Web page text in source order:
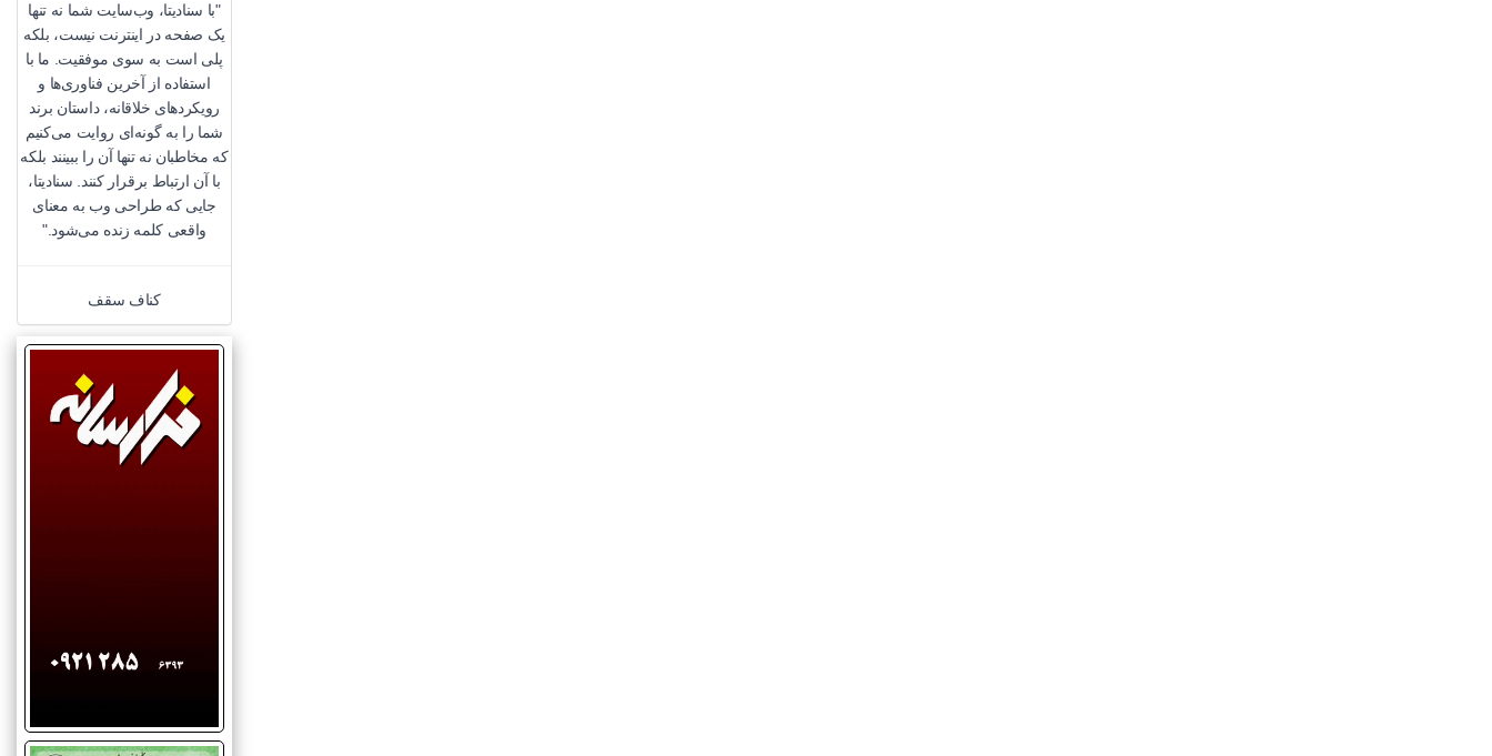
"با سنادیتا، وب‌سایت شما نه تنها
یک صفحه در اینترنت نیست، بلکه
پلی است به سوی موفقیت. ما با
استفاده از آخرین فناوری‌ها و
رویکردهای خلاقانه، داستان برند
شما را به گونه‌ای روایت می‌کنیم
که مخاطبان نه تنها آن را ببینند بلکه
با آن ارتباط برقرار کنند. سنادیتا،
جایی که طراحی وب به معنای
واقعی کلمه زنده می‌شود."
کناف سقف